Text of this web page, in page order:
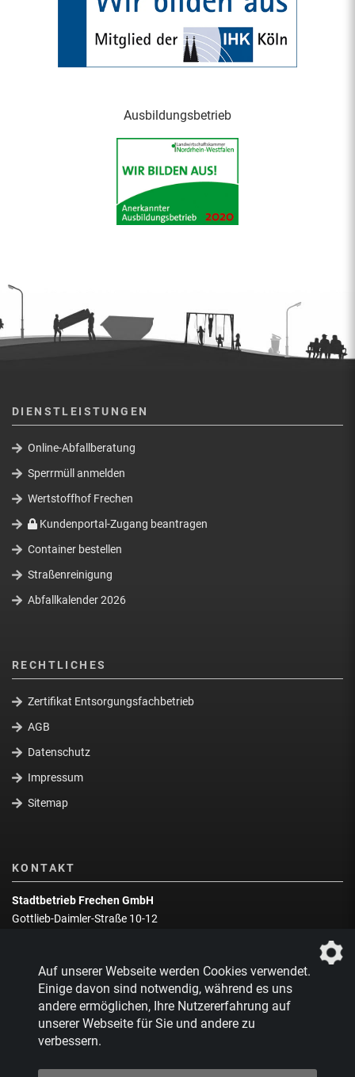
Ausbildungsbetrieb
DIENSTLEISTUNGEN
Online-Abfallberatung
Sperrmüll anmelden
Wertstoffhof Frechen
Kundenportal-Zugang beantragen
Container bestellen
Straßenreinigung
Abfallkalender 2026
RECHTLICHES
Zertifikat Entsorgungsfachbetrieb
AGB
Datenschutz
Impressum
Sitemap
KONTAKT
Stadtbetrieb Frechen GmbH
Gottlieb-Daimler-Straße 10-12
Zentrale:02234 9217-0
Abfallberatung:02234 9217-17
Auf unserer Webseite werden Cookies verwendet.
Einige davon sind notwendig, während es uns
andere ermöglichen, Ihre Nutzererfahrung auf
unserer Webseite für Sie und andere zu
verbessern.